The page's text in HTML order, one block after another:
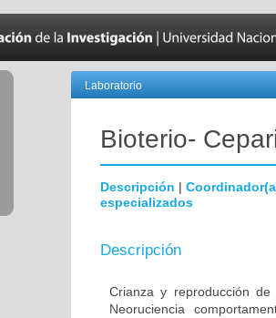
Laboratorio
Bioterio-
Descripción |
especializados
Descripción
Crianza y reproducción
Neoruciencia